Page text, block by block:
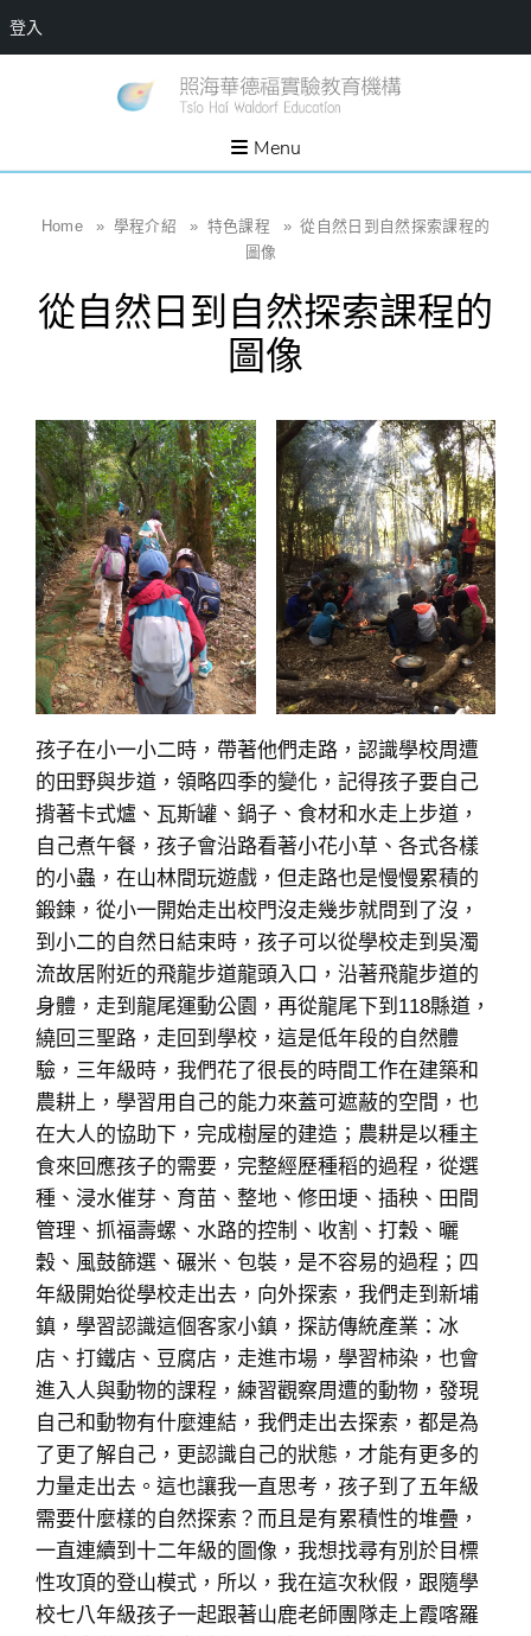
登入
海
福
教
育
機
構
生態
位於
霄裡
溪畔
的農
Menu
Home » 學程介紹 » 特色課程 » 從自然日到自然探索課程的
圖像
從自然日到自然探索課程的
圖像
孩子在小一小二時，帶著他們走路，認識學校周遭
的田野與步道，領略四季的變化，記得孩子要自己
揹著卡式爐、瓦斯罐、鍋子、食材和水走上步道，
自己煮午餐，孩子會沿路看著小花小草、各式各樣
的小蟲，在山林間玩遊戲，但走路也是慢慢累積的
鍛鍊，從小一開始走出校門沒走幾步就問到了沒，
到小二的自然日結束時，孩子可以從學校走到吳濁
流故居附近的飛龍步道龍頭入口，沿著飛龍步道的
身體，走到龍尾運動公園，再從龍尾下到118縣道，
繞回三聖路，走回到學校，這是低年段的自然體
驗，三年級時，我們花了很長的時間工作在建築和
農耕上，學習用自己的能力來蓋可遮蔽的空間，也
在大人的協助下，完成樹屋的建造；農耕是以種主
食來回應孩子的需要，完整經歷種稻的過程，從選
種、浸水催芽、育苗、整地、修田埂、插秧、田間
管理、抓福壽螺、水路的控制、收割、打穀、曬
穀、風鼓篩選、碾米、包裝，是不容易的過程；四
年級開始從學校走出去，向外探索，我們走到新埔
鎮，學習認識這個客家小鎮，探訪傳統產業：冰
店、打鐵店、豆腐店，走進市場，學習柿染，也會
進入人與動物的課程，練習觀察周遭的動物，發現
自己和動物有什麼連結，我們走出去探索，都是為
了更了解自己，更認識自己的狀態，才能有更多的
力量走出去。這也讓我一直思考，孩子到了五年級
需要什麼樣的自然探索？而且是有累積性的堆疊，
一直連續到十二年級的圖像，我想找尋有別於目標
性攻頂的登山模式，所以，我在這次秋假，跟隨學
校七八年級孩子一起跟著山鹿老師團隊走上霞喀羅